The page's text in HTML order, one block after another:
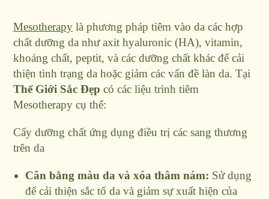
Mesotherapy là phương pháp tiêm vào da các hợp
chất dưỡng da như axit hyaluronic (HA), vitamin,
khoáng chất, peptit, và các dưỡng chất khác để cải
thiện tình trạng da hoặc giảm các vấn đề làn da. Tại
Thế Giới Sắc Đẹp có các liệu trình tiêm
Mesotherapy cụ thể:
Cấy dưỡng chất ứng dụng điều trị các sang thương
trên da
Cân bằng màu da và xóa thâm nám: Sử dụng
để cải thiện sắc tố da và giảm sự xuất hiện của